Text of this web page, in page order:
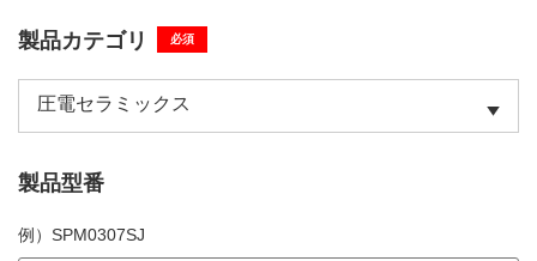
製品カテゴリ 必須
製品型番
例） SPM0307SJ